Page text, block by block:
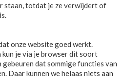
staan, totdat je ze verwijdert of
onze website goed werkt.
je via je browser dit soort
dat sommige functies van
Daar kunnen we helaas niets aan